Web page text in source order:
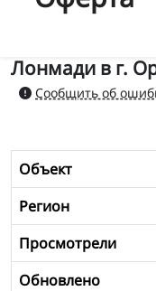
Лонмади в г.
Сообщить об
Объект
Регион
Просмотрели
Обновлено